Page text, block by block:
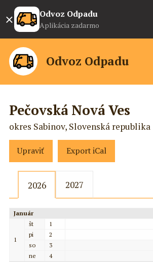
× Odvoz Odpadu
Aplikácia zadarmo
Odvoz Odpadu
Pečovská Nová Ves
okres Sabinov, Slovenská republika
Upraviť Export iCal
2026 2027
Január
1
št
1
pi
2
so
3
ne
4